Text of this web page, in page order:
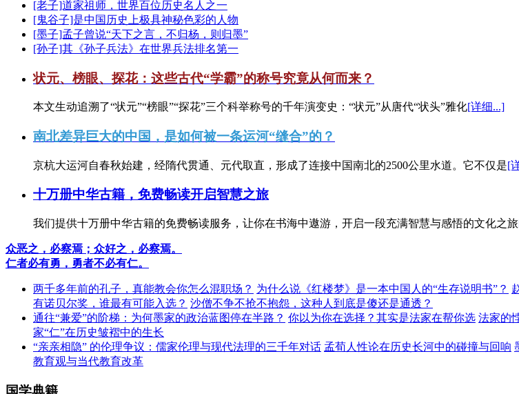
[老子]道家祖师，世界百位历史名人之一
[鬼谷子]是中国历史上极具神秘色彩的人物
[墨子]孟子曾说“天下之言，不归杨，则归墨”
[孙子]其《孙子兵法》在世界兵法排名第一
状元、榜眼、探花：这些古代“学霸”的称号究竟从何而来？
本文生动追溯了“状元”“榜眼”“探花”三个科举称号的千年演变史：“状元”从唐代“状头”雅化[详细...]
南北差异巨大的中国，是如何被一条运河“缝合”的？
京杭大运河自春秋始建，经隋代贯通、元代取直，形成了连接中国南北的2500公里水道。它不仅是[
十万册中华古籍，免费畅读开启智慧之旅
我们提供十万册中华古籍的免费畅读服务，让你在书海中遨游，开启一段充满智慧与感悟的文化之旅
众恶之，必察焉；众好之，必察焉。
仁者必有勇，勇者不必有仁。
两千多年前的孔子，真能教会你怎么混职场？ 为什么说《红楼梦》是一本中国人的“生存说明书”？
有诺贝尔奖，谁最有可能入选？ 沙僧不争不抢不抱怨，这种人到底是傻还是通透？
通往“兼爱”的阶梯：为何墨家的政治蓝图停在半路？ 你以为你在选择？其实是法家在帮你选 法家的
家“仁”在历史皱褶中的生长
“亲亲相隐” 的伦理争议：儒家伦理与现代法理的三千年对话 孟荀人性论在历史长河中的碰撞与回响
教育观与当代教育改革
国学典籍